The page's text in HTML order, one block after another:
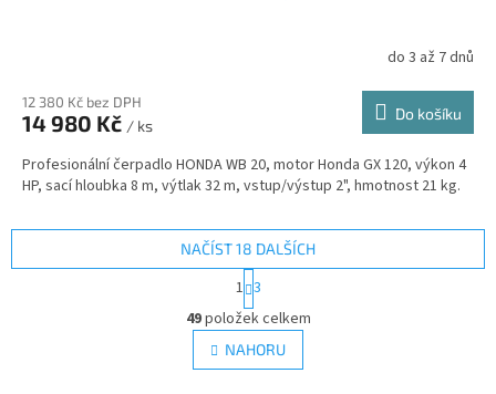
do 3 až 7 dnů
12 380 Kč bez DPH
14 980 Kč / ks
Do košíku
Profesionální čerpadlo HONDA WB 20, motor Honda GX 120, výkon 4
HP, sací hloubka 8 m, výtlak 32 m, vstup/výstup 2", hmotnost 21 kg.
O
v
l
á
NAČÍST 18 DALŠÍCH
S
t
r
á
n
k
1 3
49položek celkem
NAHORU